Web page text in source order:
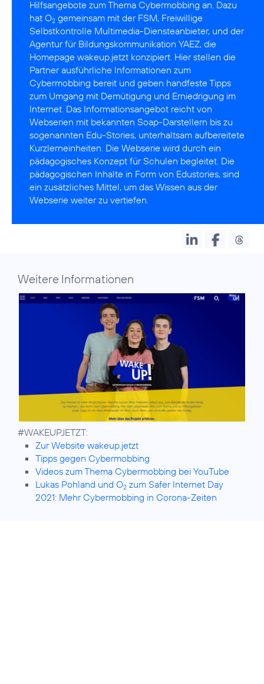
Hilfsangebote zum Thema Cybermobbing an. Dazu
hat O2 gemeinsam mit der FSM, Freiwillige
Selbstkontrolle Multimedia-Diensteanbieter, und der
Agentur für Bildungskommunikation YAEZ, die
Homepage wakeup.jetzt konzipiert. Hier stellen die
Partner ausführliche Informationen zum
Cybermobbing bereit und geben handfeste Tipps
zum Umgang mit Demütigung und Erniedrigung im
Internet. Das Informationsangebot reicht von
Webserien mit bekannten Soap-Darstellern bis zu
sogenannten Edu-Stories, unterhaltsam aufbereitete
Kurzlerneinheiten. Die Webserie wird durch ein
pädagogisches Konzept für Schulen begleitet. Die
pädagogischen Inhalte in Form von Edustories, sind
ein zusätzliches Mittel, um das Wissen aus der
Webserie weiter zu vertiefen.
Weitere Informationen
Zur Website wakeup.jetzt
Tipps gegen Cybermobbing
Videos zum Thema Cybermobbing bei YouTube
Lukas Pohland und O2 zum Safer Internet Day
2021: Mehr Cybermobbing in Corona-Zeiten